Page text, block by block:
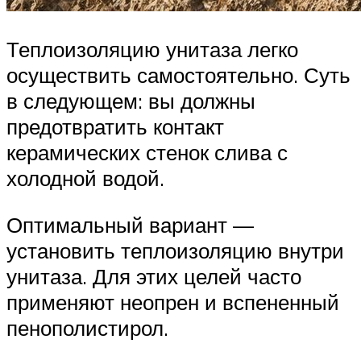
Теплоизоляцию унитаза легко
осуществить самостоятельно. Суть
в следующем: вы должны
предотвратить контакт
керамических стенок слива с
холодной водой.
Оптимальный вариант —
установить теплоизоляцию внутри
унитаза. Для этих целей часто
применяют неопрен и вспененный
пенополистирол.